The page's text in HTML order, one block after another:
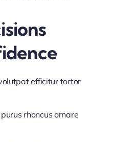
efficitur tortor
rhoncus ornare